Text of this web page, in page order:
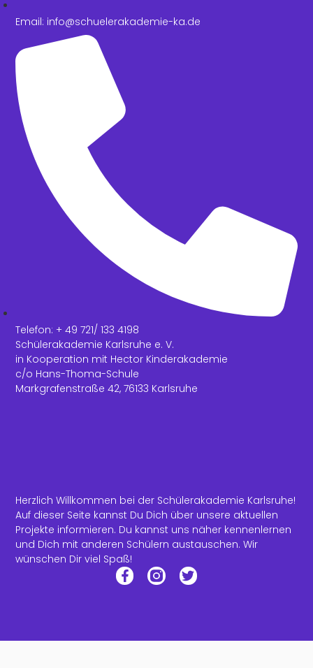
Herzlich Willkommen bei der Schülerakademie Karlsruhe!
Auf dieser Seite kannst Du Dich über unsere aktuellen
Projekte informieren. Du kannst uns näher kennenlernen
und Dich mit anderen Schülern austauschen. Wir
wünschen Dir viel Spaß!
Email: info@schuelerakademie-ka.de
Telefon: + 49 721/ 133 4198
Schülerakademie Karlsruhe e. V.
in Kooperation mit Hector Kinderakademie
c/o Hans-Thoma-Schule
Markgrafenstraße 42, 76133 Karlsruhe